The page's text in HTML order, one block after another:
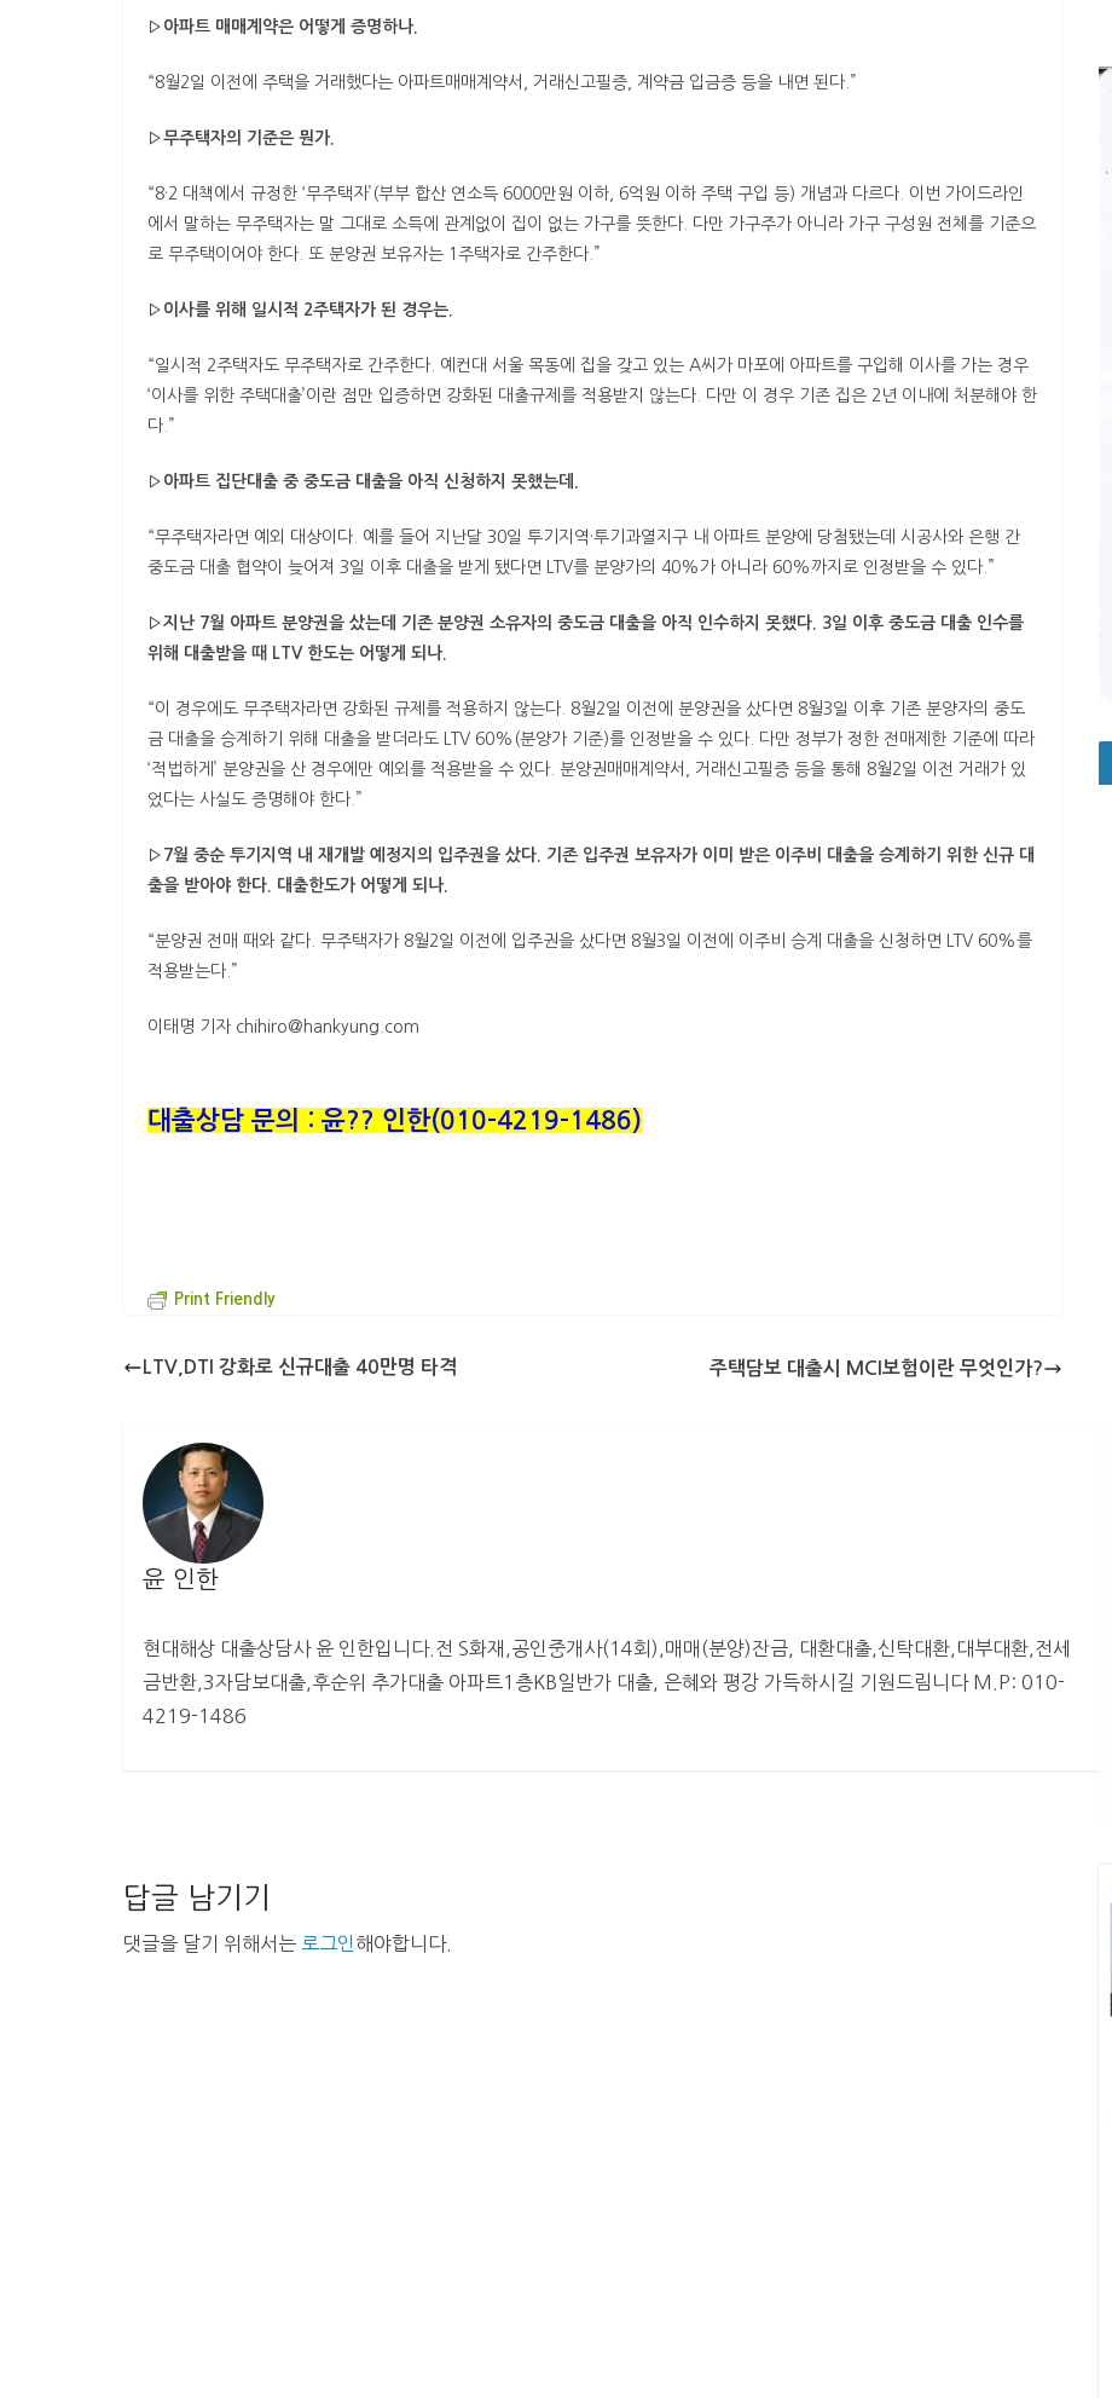
▷아파트 매매계약은 어떻게 증명하나.
“8월2일 이전에 주택을 거래했다는 아파트매매계약서, 거래신고필증, 계약금 입금증 등을 내면 된다.”
▷무주택자의 기준은 뭔가.
“8·2 대책에서 규정한 ‘무주택자’(부부 합산 연소득 6000만원 이하, 6억원 이하 주택 구입 등) 개념과 다르다. 이번 가이드라인
에서 말하는 무주택자는 말 그대로 소득에 관계없이 집이 없는 가구를 뜻한다. 다만 가구주가 아니라 가구 구성원 전체를 기준으
로 무주택이어야 한다. 또 분양권 보유자는 1주택자로 간주한다.”
▷이사를 위해 일시적 2주택자가 된 경우는.
“일시적 2주택자도 무주택자로 간주한다. 예컨대 서울 목동에 집을 갖고 있는 A씨가 마포에 아파트를 구입해 이사를 가는 경우
‘이사를 위한 주택대출’이란 점만 입증하면 강화된 대출규제를 적용받지 않는다. 다만 이 경우 기존 집은 2년 이내에 처분해야 한
다.”
▷아파트 집단대출 중 중도금 대출을 아직 신청하지 못했는데.
“무주택자라면 예외 대상이다. 예를 들어 지난달 30일 투기지역·투기과열지구 내 아파트 분양에 당첨됐는데 시공사와 은행 간
중도금 대출 협약이 늦어져 3일 이후 대출을 받게 됐다면 LTV를 분양가의 40%가 아니라 60%까지로 인정받을 수 있다.”
▷지난 7월 아파트 분양권을 샀는데 기존 분양권 소유자의 중도금 대출을 아직 인수하지 못했다. 3일 이후 중도금 대출 인수를
위해 대출받을 때 LTV 한도는 어떻게 되나.
“이 경우에도 무주택자라면 강화된 규제를 적용하지 않는다. 8월2일 이전에 분양권을 샀다면 8월3일 이후 기존 분양자의 중도
금 대출을 승계하기 위해 대출을 받더라도 LTV 60%(분양가 기준)를 인정받을 수 있다. 다만 정부가 정한 전매제한 기준에 따라
‘적법하게’ 분양권을 산 경우에만 예외를 적용받을 수 있다. 분양권매매계약서, 거래신고필증 등을 통해 8월2일 이전 거래가 있
었다는 사실도 증명해야 한다.”
▷7월 중순 투기지역 내 재개발 예정지의 입주권을 샀다. 기존 입주권 보유자가 이미 받은 이주비 대출을 승계하기 위한 신규 대
출을 받아야 한다. 대출한도가 어떻게 되나.
“분양권 전매 때와 같다. 무주택자가 8월2일 이전에 입주권을 샀다면 8월3일 이전에 이주비 승계 대출을 신청하면 LTV 60%를
적용받는다.”
이태명 기자 chihiro@hankyung.com
대출상담 문의 : 윤?? 인한(010-4219-1486)
Print Friendly
LTV,DTI 강화로 신규대출 40만명 타격 주택담보 대출시 MCI보험이란 무엇인가?
윤 인한
현대해상 대출상담사 윤 인한입니다.전 S화재,공인중개사(14회),매매(분양)잔금, 대환대출,신탁대환,대부대환,전세
금반환,3자담보대출,후순위 추가대출 아파트1층KB일반가 대출, 은혜와 평강 가득하시길 기원드림니다 M.P: 010-
4219-1486
답글 남기기
댓글을 달기 위해서는 로그인 해야합니다.